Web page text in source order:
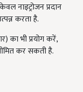
नाइट्रोजन प्रदान
करता है.
का भी प्रयोग करें,
कर सकती है.